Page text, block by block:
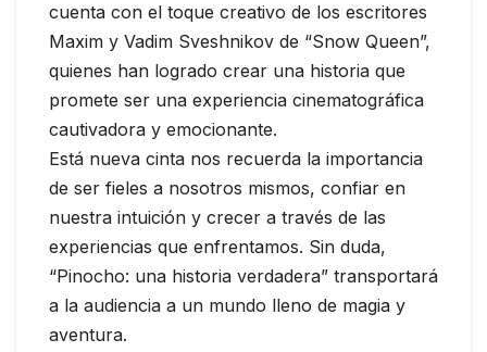
cuenta con el toque creativo de los escritores
Maxim y Vadim Sveshnikov de “Snow Queen”,
quienes han logrado crear una historia que
promete ser una experiencia cinematográfica
cautivadora y emocionante.
Está nueva cinta nos recuerda la importancia
de ser fieles a nosotros mismos, confiar en
nuestra intuición y crecer a través de las
experiencias que enfrentamos. Sin duda,
“Pinocho: una historia verdadera” transportará
a la audiencia a un mundo lleno de magia y
aventura.